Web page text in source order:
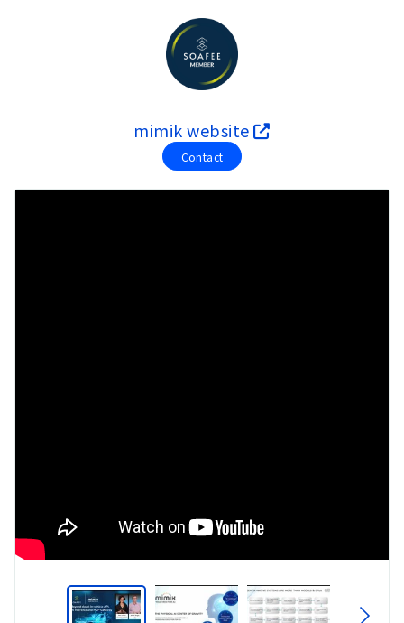
Tel: + 44(1223) 400 400 [main reception]
全てのオフィスを見るmimik website
Contact
Solution
Market
Connectivity